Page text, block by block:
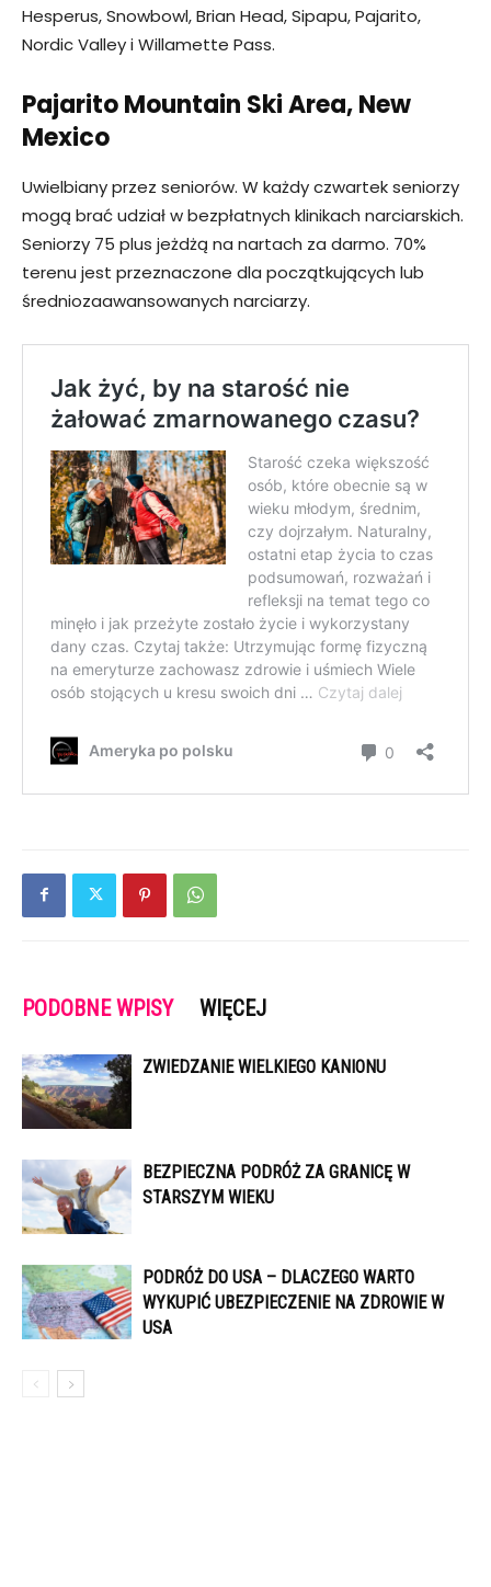
Hesperus, Snowbowl, Brian Head, Sipapu, Pajarito,
Nordic Valley i Willamette Pass.
Pajarito Mountain Ski Area, New
Mexico
Uwielbiany przez seniorów. W każdy czwartek seniorzy
mogą brać udział w bezpłatnych klinikach narciarskich.
Seniorzy 75 plus jeżdżą na nartach za darmo. 70%
terenu jest przeznaczone dla początkujących lub
średniozaawansowanych narciarzy.
PODOBNE WPISY WIĘCEJ
ZWIEDZANIE WIELKIEGO KANIONU
BEZPIECZNA PODRÓŻ ZA GRANICĘ W
STARSZYM WIEKU
PODRÓŻ DO USA – DLACZEGO WARTO
WYKUPIĆ UBEZPIECZENIE NA ZDROWIE W
USA